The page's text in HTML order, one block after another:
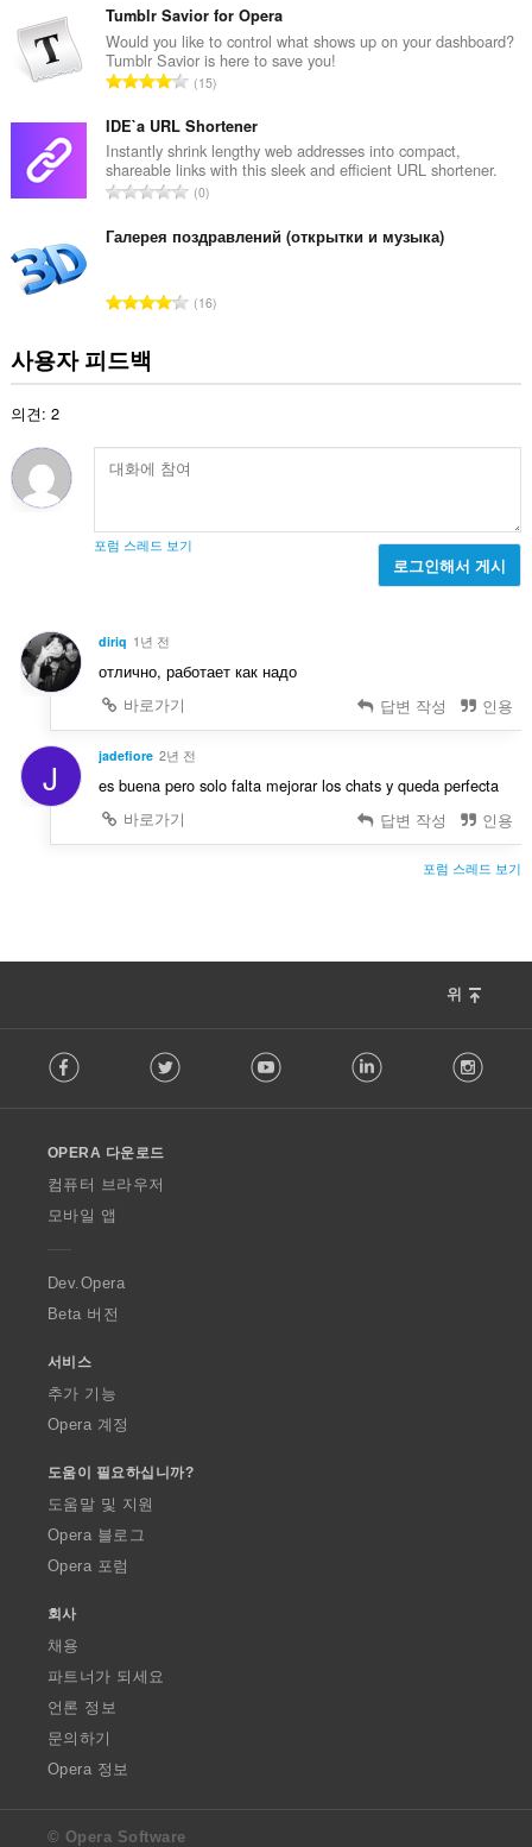
급
수
:
Tumblr Savior for Opera
Would you like to control what shows up on your dashboard?
Tumblr Savior is here to save you!
총
급
수
:
15
IDE`a URL Shortener
Instantly shrink lengthy web addresses into compact,
shareable links with this sleek and efficient URL shortener.
총
급
0
Галерея поздравлений (открытки и музыка)
총16
사용자 피드백
의견: 2
포럼 스레드 보기
로그인해서 게시
diriq 1년 전
отлично, работает как надо
바로가기
답변 작성 인용
J jadefiore 2년 전
es buena pero solo falta mejorar los chats y queda perfecta
바로가기
답변 작성 인용
포럼 스레드 보기
위
o
w
O
p
a
Facebook Twitter Youtube LinkedIn
OPERA 다운로드
컴퓨터 브라우저
모바일 앱
Dev.Opera
Beta 버전
서비스
추가 기능
Opera 계정
도움이 필요하십니까?
도움말 및 지원
Opera 블로그
Opera 포럼
회사
채용
파트너가 되세요
언론 정보
문의하기
Opera 정보
© Opera Software